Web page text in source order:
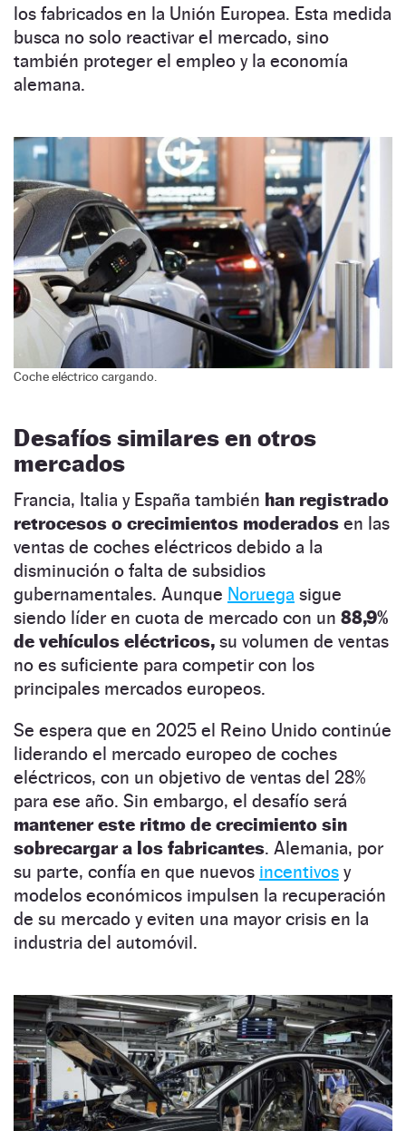
los fabricados en la Unión Europea. Esta medida
busca no solo reactivar el mercado, sino
también proteger el empleo y la economía
alemana.
Coche eléctrico cargando.
Desafíos similares en otros
mercados
Francia, Italia y España también han registrado
retrocesos o crecimientos moderados en las
ventas de coches eléctricos debido a la
disminución o falta de subsidios
gubernamentales. Aunque Noruega sigue
siendo líder en cuota de mercado con un 88,9%
de vehículos eléctricos, su volumen de ventas
no es suficiente para competir con los
principales mercados europeos.
Se espera que en 2025 el Reino Unido continúe
liderando el mercado europeo de coches
eléctricos, con un objetivo de ventas del 28%
para ese año. Sin embargo, el desafío será
mantener este ritmo de crecimiento sin
sobrecargar a los fabricantes. Alemania, por
su parte, confía en que nuevos incentivos y
modelos económicos impulsen la recuperación
de su mercado y eviten una mayor crisis en la
industria del automóvil.